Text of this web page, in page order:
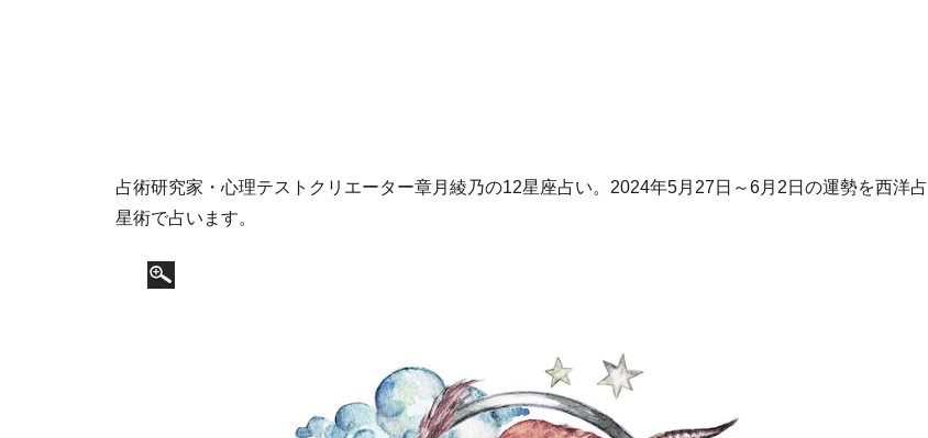
占術研究家・心理テストクリエーター章月綾乃の12星座占い。2024年5月27日～6月2日の運勢を西洋占
星術で占います。